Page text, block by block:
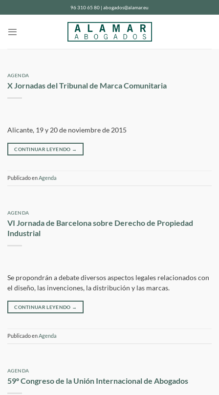
al
96 310 65 80 | abogados@alamar.eu
AGENDA
X Jornadas del Tribunal de Marca Comunitaria
Alicante, 19 y 20 de noviembre de 2015
CONTINUAR LEYENDO →
Publicado enAgenda
AGENDA
VI Jornada de Barcelona sobre Derecho de Propiedad
Industrial
Se propondrán a debate diversos aspectos legales relacionados con
el diseño, las invenciones, la distribución y las marcas.
CONTINUAR LEYENDO →
Publicado enAgenda
AGENDA
59º Congreso de la Unión Internacional de Abogados